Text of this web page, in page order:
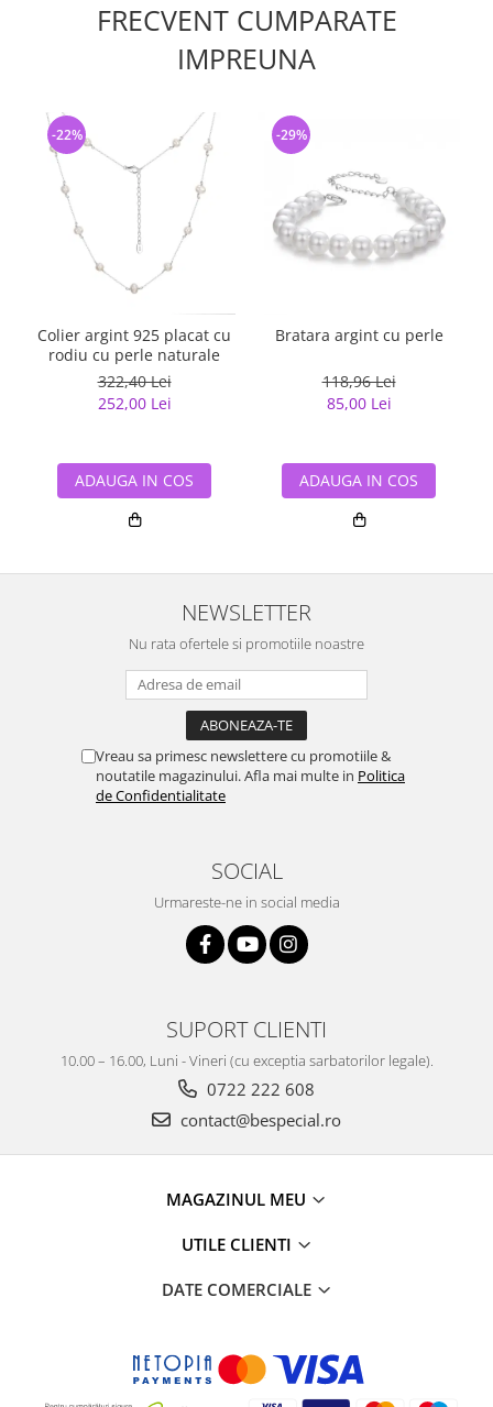
FRECVENT CUMPARATE
IMPREUNA
Colier argint 925 placat cu
rodiu cu perle naturale
322,40 Lei
252,00 Lei
-22%
ADAUGA IN COS
Bratara argint cu perle
118,96 Lei
85,00 Lei
-29%
ADAUGA IN COS
NEWSLETTER
Nu rata ofertele si promotiile noastre
Vreau sa primesc newslettere cu promotiile &
noutatile magazinului. Afla mai multe in Politica
de Confidentialitate
SOCIAL
Urmareste-ne in social media
SUPORT CLIENTI
10.00 – 16.00, Luni - Vineri (cu exceptia sarbatorilor legale).
0722 222 608
contact@bespecial.ro
MAGAZINUL MEU
UTILE CLIENTI
DATE COMERCIALE